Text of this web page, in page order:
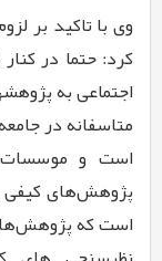
وی با تاکید بر
کرد: حتما در
اجتماعی به
متاسفانه در
است و موسسات
پژوهش‌های کیفی
است که